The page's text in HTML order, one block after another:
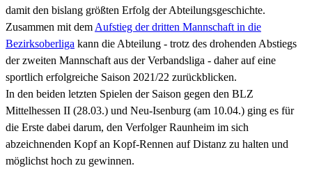
damit den bislang größten Erfolg der Abteilungsgeschichte.
Zusammen mit dem Aufstieg der dritten Mannschaft in die
Bezirksoberliga kann die Abteilung - trotz des drohenden Abstiegs
der zweiten Mannschaft aus der Verbandsliga - daher auf eine
sportlich erfolgreiche Saison 2021/22 zurückblicken.
In den beiden letzten Spielen der Saison gegen den BLZ
Mittelhessen II (28.03.) und Neu-Isenburg (am 10.04.) ging es für
die Erste dabei darum, den Verfolger Raunheim im sich
abzeichnenden Kopf an Kopf-Rennen auf Distanz zu halten und
möglichst hoch zu gewinnen.